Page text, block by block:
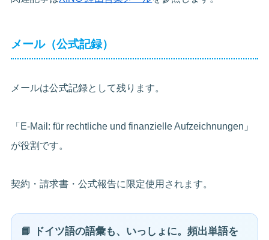
メール（公式記録）
メールは公式記録として残ります。
「E-Mail: für rechtliche und finanzielle Aufzeichnungen」
が役割です。
契約・請求書・公式報告に限定使用されます。
📘 ドイツ語の語彙も、いっしょに。頻出単語を